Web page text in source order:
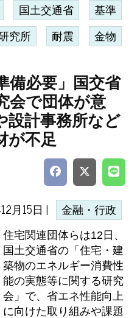
国土交通省 基準
究所 耐震 金物
備必要」国交省
会で団体が意
設計事務所など
が不足
月15日 | 金融・行政
住宅関連団体らは12日、
国土交通省の「住宅・建
築物のエネルギー消費性
能の実態等に関する研究
会」で、省エネ性能向上
に向けた取り組みや課題